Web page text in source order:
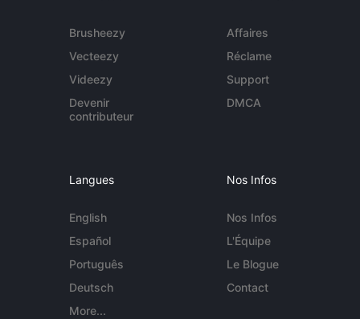
Brusheezy
Vecteezy
Videezy
Devenir
contributeur
Affaires
Réclame
Support
DMCA
Langues
English
Español
Português
Deutsch
More...
Nos Infos
Nos Infos
L'Équipe
Le Blogue
Contact